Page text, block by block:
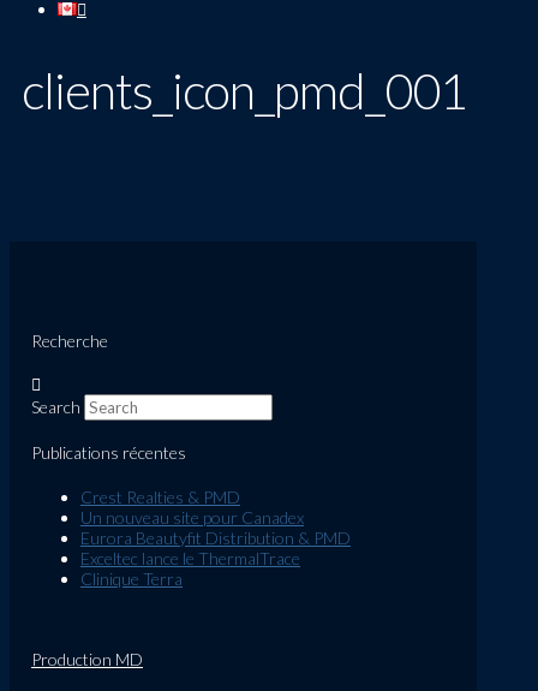
clients_icon_pmd_001
Recherche
Search
Publications récentes
Crest Realties & PMD
Un nouveau site pour Canadex
Eurora Beautyfit Distribution & PMD
Exceltec lance le ThermalTrace
Clinique Terra
Production MD